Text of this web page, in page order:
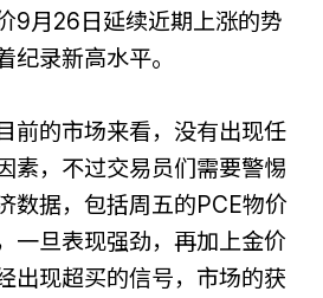
9月26日延续近期上涨的势
纪录新高水平。
前的市场来看，没有出现任
素，不过交易员们需要警惕
数据，包括周五的PCE物价
一旦表现强劲，再加上金价
出现超买的信号，市场的获